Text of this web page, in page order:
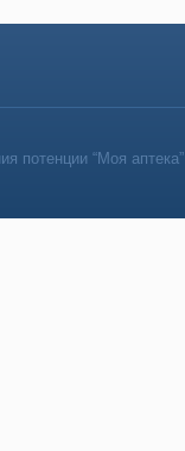
потенции “Моя